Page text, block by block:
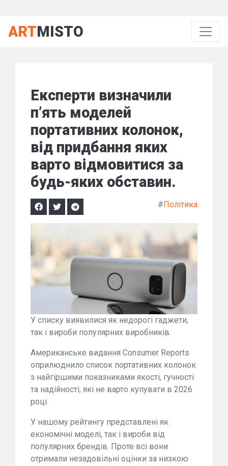
ARTMISTO
Експерти визначили
п’ять моделей
портативних колонок,
від придбання яких
варто відмовитися за
будь-яких обставин.
#Політика
У списку виявилися як недорогі гаджети,
так і вироби популярних виробників.
Американське видання Consumer Reports
оприлюднило список портативних колонок
з найгіршими показниками якості, гучності
та надійності, які не варто купувати в 2026
році.
У нашому рейтингу представлені як
економічні моделі, так і вироби від
популярних брендів. Проте всі вони
отримали незадовільні оцінки за низкою